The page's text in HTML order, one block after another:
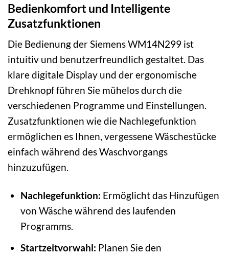
Bedienkomfort und Intelligente
Zusatzfunktionen
Die Bedienung der Siemens WM14N299 ist
intuitiv und benutzerfreundlich gestaltet. Das
klare digitale Display und der ergonomische
Drehknopf führen Sie mühelos durch die
verschiedenen Programme und Einstellungen.
Zusatzfunktionen wie die Nachlegefunktion
ermöglichen es Ihnen, vergessene Wäschestücke
einfach während des Waschvorgangs
hinzuzufügen.
Nachlegefunktion: Ermöglicht das Hinzufügen
von Wäsche während des laufenden
Programms.
Startzeitvorwahl: Planen Sie den